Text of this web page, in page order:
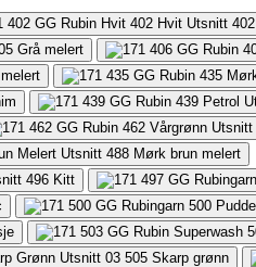
402
Grå melert
488 Mørk brun melert
496 Kitt
505 Skarp grønn